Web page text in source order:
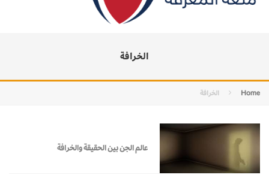
الخرافة
Home الخرافة
عالم الجن بين الحقيقة والخرافة